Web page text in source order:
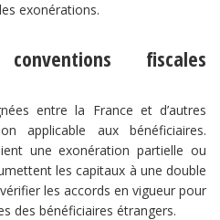
exonérations.
fiscales
entre la France et d’autres
applicable aux bénéficiaires.
une exonération partielle ou
les capitaux à une double
les accords en vigueur pour
des bénéficiaires étrangers.